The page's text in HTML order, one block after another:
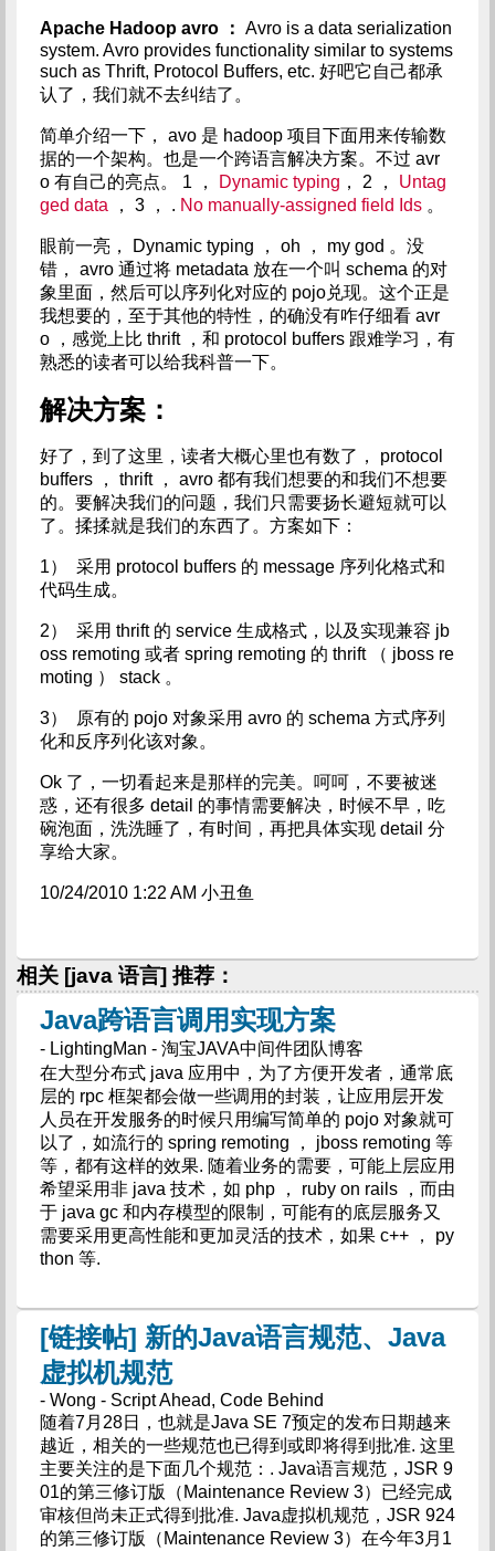
Apache Hadoop avro ： Avro is a data serialization
system. Avro provides functionality similar to systems
such as Thrift, Protocol Buffers, etc. 好吧它自己都承
认了，我们就不去纠结了。
简单介绍一下， avo 是 hadoop 项目下面用来传输数
据的一个架构。也是一个跨语言解决方案。不过 avr
o 有自己的亮点。 1 ，
Dynamic typing ， 2 ， Untag
ged data
， 3 ， . No manually-assigned field Ids 。
眼前一亮， Dynamic typing ， oh ， my god 。没
错， avro 通过将 metadata 放在一个叫 schema 的对
象里面，然后可以序列化对应的 pojo兑现。这个正是
我想要的，至于其他的特性，的确没有咋仔细看 avr
o ，感觉上比 thrift ，和 protocol buffers 跟难学习，有
熟悉的读者可以给我科普一下。
解决方案：
好了，到了这里，读者大概心里也有数了， protocol
buffers ， thrift ， avro 都有我们想要的和我们不想要
的。要解决我们的问题，我们只需要扬长避短就可以
了。揉揉就是我们的东西了。方案如下：
1） 采用 protocol buffers 的 message 序列化格式和
代码生成。
2） 采用 thrift 的 service 生成格式，以及实现兼容 jb
oss remoting 或者 spring remoting 的 thrift （ jboss re
moting ） stack 。
3） 原有的 pojo 对象采用 avro 的 schema 方式序列
化和反序列化该对象。
Ok 了，一切看起来是那样的完美。呵呵，不要被迷
惑，还有很多 detail 的事情需要解决，时候不早，吃
碗泡面，洗洗睡了，有时间，再把具体实现 detail 分
享给大家。
10/24/2010 1:22 AM 小丑鱼
相关 [java 语言] 推荐：
Java跨语言调用实现方案
- LightingMan - 淘宝JAVA中间件团队博客
在大型分布式 java 应用中，为了方便开发者，通常底
层的 rpc 框架都会做一些调用的封装，让应用层开发
人员在开发服务的时候只用编写简单的 pojo 对象就可
以了，如流行的 spring remoting ， jboss remoting 等
等，都有这样的效果. 随着业务的需要，可能上层应用
希望采用非 java 技术，如 php ， ruby on rails ，而由
于 java gc 和内存模型的限制，可能有的底层服务又
需要采用更高性能和更加灵活的技术，如果 c++ ， py
thon 等.
[链接帖] 新的Java语言规范、Java
虚拟机规范
- Wong - Script Ahead, Code Behind
随着7月28日，也就是Java SE 7预定的发布日期越来
越近，相关的一些规范也已得到或即将得到批准. 这里
主要关注的是下面几个规范：. Java语言规范，JSR 9
01的第三修订版（Maintenance Review 3）已经完成
审核但尚未正式得到批准. Java虚拟机规范，JSR 924
的第三修订版（Maintenance Review 3）在今年3月1